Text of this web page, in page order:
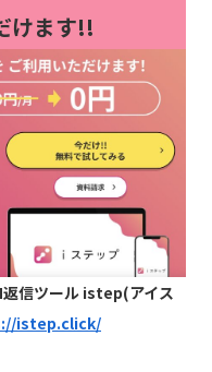
けます!!
信ツール istep(アイス
istep.click/